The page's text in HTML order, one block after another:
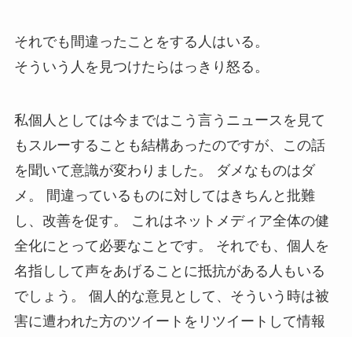
それでも間違ったことをする人はいる。
そういう人を見つけたらはっきり怒る。
私個人としては今まではこう言うニュースを見て
もスルーすることも結構あったのですが、この話
を聞いて意識が変わりました。 ダメなものはダ
メ。 間違っているものに対してはきちんと批難
し、改善を促す。 これはネットメディア全体の健
全化にとって必要なことです。 それでも、個人を
名指しして声をあげることに抵抗がある人もいる
でしょう。 個人的な意見として、そういう時は被
害に遭われた方のツイートをリツイートして情報